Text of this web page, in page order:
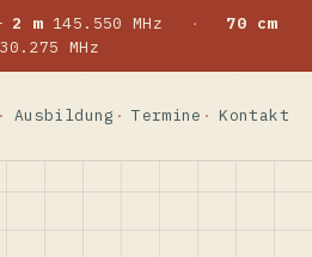
2 m145.550 MHz ·
70 cm
MHz
Ausbildung Termine Kontakt